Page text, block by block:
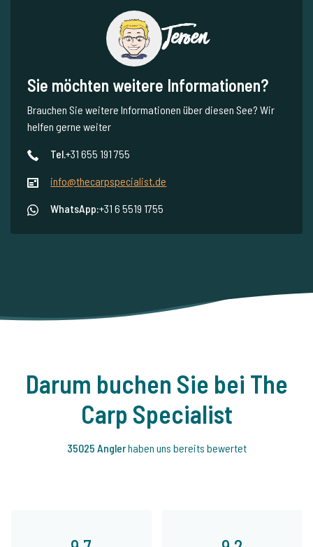
Jeroen
Sie möchten weitere Informationen?
Brauchen Sie weitere Informationen über diesen See? Wir
helfen gerne weiter
Tel.+31 655 191 755
info@thecarpspecialist.de
WhatsApp:+31 6 5519 1755
Darum buchen Sie bei The
Carp Specialist
35025 Anglerhaben uns bereits bewertet